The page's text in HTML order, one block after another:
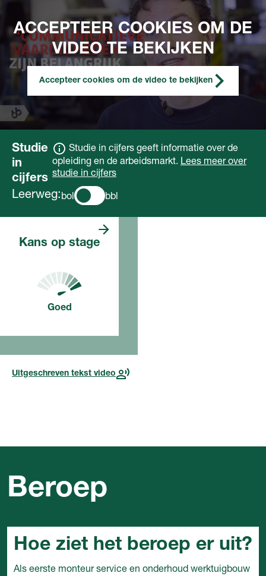
ACCEPTEER COOKIES OM DE
VIDEO TE BEKIJKEN
Accepteer cookies om de video te bekijken
Studie
in
cijfers
Studie in cijfers geeft informatie over de
opleiding en de arbeidsmarkt. Lees meer over
studie in cijfers
Leerweg: bol bbl
Kans op stage
Goed
stageplaatsen. De
stage vindt.
jaar
Uitgeschreven tekst video
Beroep
Hoe ziet het beroep er uit?
Als eerste monteur service en onderhoud werktuigbouw